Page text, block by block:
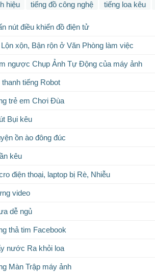
hiệu tiếng đồ công nghệ tiếng loa kêu
nút điều khiển đồ điện tử
xộn, Bận rộn ở Văn Phòng làm việc
ngược Chụp Ảnh Tự Động của máy ảnh
tiếng Robot
trẻ em Chơi Đùa
Bụi kêu
ồn ào đông đúc
kêu
điện thoại, laptop bị Rè, Nhiễu
video
dễ ngủ
thả tim Facebook
nước Ra khỏi loa
Màn Trập máy ảnh